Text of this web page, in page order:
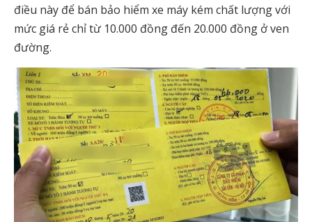
điều này để bán bảo hiểm xe máy kém chất lượng với
mức giá rẻ chỉ từ 10.000 đồng đến 20.000 đồng ở ven
đường.